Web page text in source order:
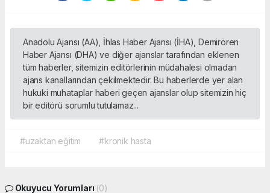
Anadolu Ajansı (AA), İhlas Haber Ajansı (İHA), Demirören
Haber Ajansı (DHA) ve diğer ajanslar tarafından eklenen
tüm haberler, sitemizin editörlerinin müdahalesi olmadan
ajans kanallarından çekilmektedir. Bu haberlerde yer alan
hukuki muhataplar haberi geçen ajanslar olup sitemizin hiç
bir editörü sorumlu tutulamaz...
#uzaktan eğitim #kronik hasta
Okuyucu Yorumları (0)